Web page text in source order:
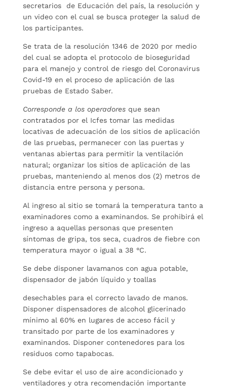
secretarios de Educación del país, la resolución y
un video con el cual se busca proteger la salud de
los participantes.
Se trata de la resolución 1346 de 2020 por medio
del cual se adopta el protocolo de bioseguridad
para el manejo y control de riesgo del Coronavirus
Covid-19 en el proceso de aplicación de las
pruebas de Estado Saber.
Corresponde a los operadoresque sean
contratados por el Icfes tomar las medidas
locativas de adecuación de los sitios de aplicación
de las pruebas, permanecer con las puertas y
ventanas abiertas para permitir la ventilación
natural; organizar los sitios de aplicación de las
pruebas, manteniendo al menos dos (2) metros de
distancia entre persona y persona.
Al ingreso al sitio se tomará la temperatura tanto a
examinadores como a examinandos. Se prohibirá el
ingreso a aquellas personas que presenten
síntomas de gripa, tos seca, cuadros de fiebre con
temperatura mayor o igual a 38 °C.
Se debe disponer lavamanos con agua potable,
dispensador de jabón líquido y toallas
desechables para el correcto lavado de manos.
Disponer dispensadores de alcohol glicerinado
mínimo al 60% en lugares de acceso fácil y
transitado por parte de los examinadores y
examinandos. Disponer contenedores para los
residuos como tapabocas.
Se debe evitar el uso de aire acondicionado y
ventiladores y otra recomendación importante